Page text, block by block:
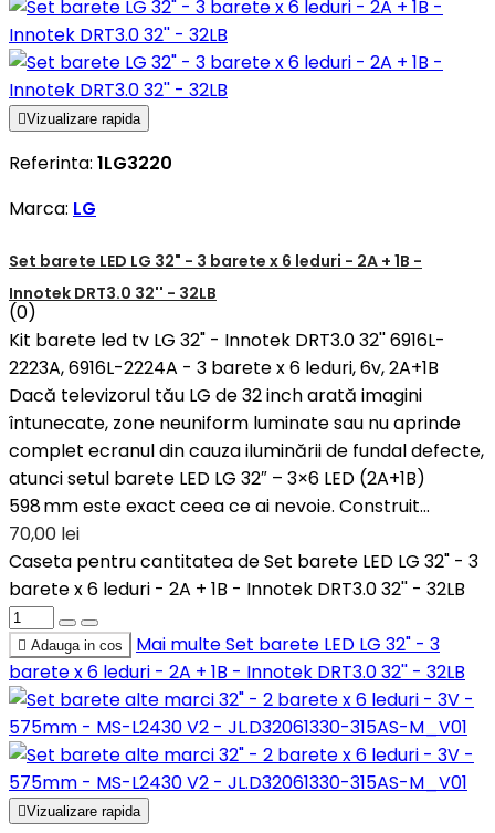
Vizualizare rapida
Referinta: 1LG3220
Marca: LG
Set barete LED LG 32" - 3 barete x 6 leduri - 2A + 1B -
Innotek DRT3.0 32'' - 32LB
(0)
Kit barete led tv LG 32" - Innotek DRT3.0 32'' 6916L-
2223A, 6916L-2224A - 3 barete x 6 leduri, 6v, 2A+1B
Dacă televizorul tău LG de 32 inch arată imagini
întunecate, zone neuniform luminate sau nu aprinde
complet ecranul din cauza iluminării de fundal defecte,
atunci setul barete LED LG 32″ – 3×6 LED (2A+1B)
598 mm este exact ceea ce ai nevoie. Construit...
70,00 lei
Caseta pentru cantitatea de Set barete LED LG 32" - 3
barete x 6 leduri - 2A + 1B - Innotek DRT3.0 32'' - 32LB
 Adauga in cos Mai multeSet barete LED LG 32" - 3
barete x 6 leduri - 2A + 1B - Innotek DRT3.0 32'' - 32LB
Vizualizare rapida